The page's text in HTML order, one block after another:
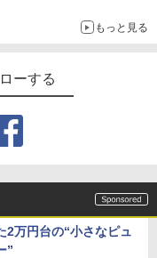
もっと見る
ーする
2万円台の“小さなピュ
”